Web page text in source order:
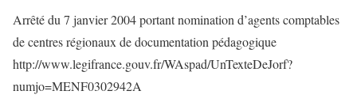
Arrêté du 7 janvier 2004 portant nomination d’agents comptables
de centres régionaux de documentation pédagogique
http://www.legifrance.gouv.fr/WAspad/UnTexteDeJorf?
numjo=MENF0302942A